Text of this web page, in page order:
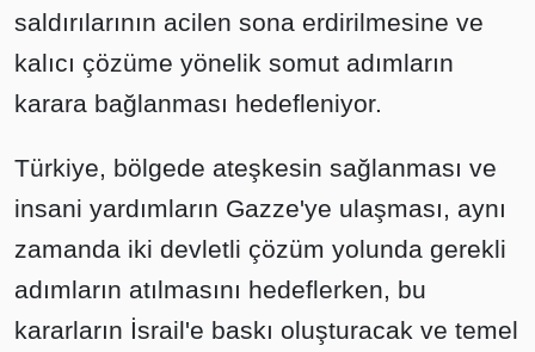
saldırılarının acilen sona erdirilmesine ve
kalıcı çözüme yönelik somut adımların
karara bağlanması hedefleniyor.
Türkiye, bölgede ateşkesin sağlanması ve
insani yardımların Gazze'ye ulaşması, aynı
zamanda iki devletli çözüm yolunda gerekli
adımların atılmasını hedeflerken, bu
kararların İsrail'e baskı oluşturacak ve temel